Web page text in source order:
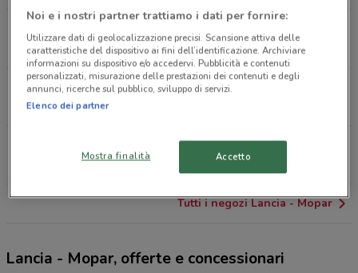
979 m
Viale Edison, 59 Sesto San Giovanni
1.2 km
CHIUSO
Via Pitagora, 23 Milano
1.9 km
CHIUSO
Tutti i negozi Lancia - Mopar
Lancia - Mopar, offerte e concessionari
Noi e i nostri partner trattiamo i dati per fornire:
Utilizzare dati di geolocalizzazione precisi. Scansione attiva delle
caratteristiche del dispositivo ai fini dell’identificazione. Archiviare
informazioni su dispositivo e/o accedervi. Pubblicità e contenuti
personalizzati, misurazione delle prestazioni dei contenuti e degli
annunci, ricerche sul pubblico, sviluppo di servizi.
Elenco dei partner
Mostra finalità Accetto